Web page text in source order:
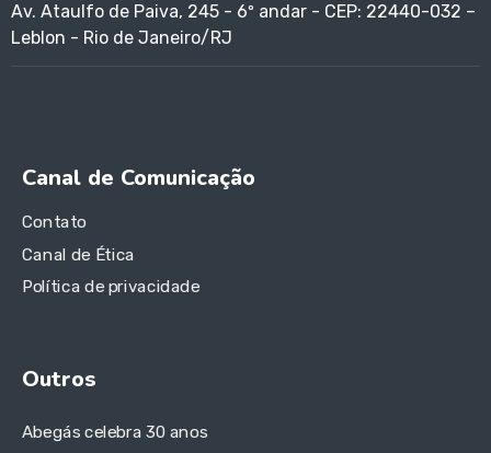
Av. Ataulfo de Paiva, 245 - 6º andar - CEP: 22440-032 –
Leblon - Rio de Janeiro/RJ
Canal de Comunicação
Contato
Canal de Ética
Política de privacidade
Outros
Abegás celebra 30 anos